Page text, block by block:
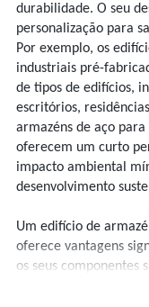
durabilidade. O seu
personalização para
Por exemplo, os
industriais pré-
de tipos de edifícios,
escritórios,
armazéns de aço
oferecem um curto
impacto ambiental
desenvolvimento
Um edifício de
oferece vantagens
os seus componentes